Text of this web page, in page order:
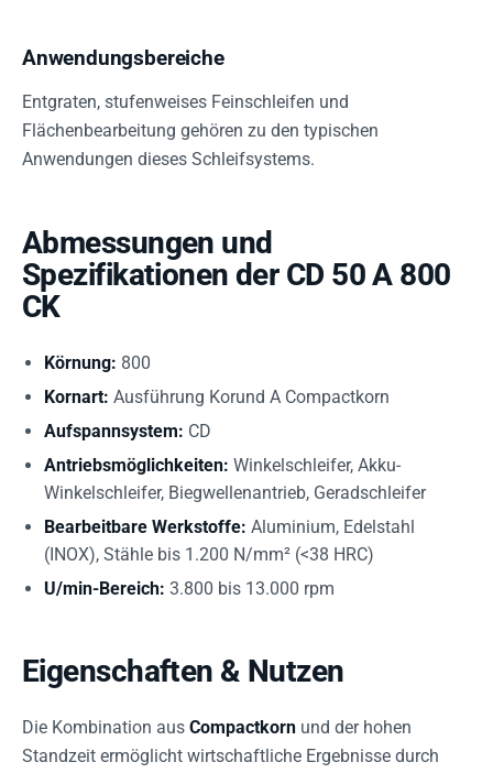
Anwendungsbereiche
Entgraten, stufenweises Feinschleifen und
Flächenbearbeitung gehören zu den typischen
Anwendungen dieses Schleifsystems.
Abmessungen und
Spezifikationen der CD 50 A 800
CK
Körnung: 800
Kornart: Ausführung Korund A Compactkorn
Aufspannsystem: CD
Antriebsmöglichkeiten: Winkelschleifer, Akku-
Winkelschleifer, Biegwellenantrieb, Geradschleifer
Bearbeitbare Werkstoffe: Aluminium, Edelstahl
(INOX), Stähle bis 1.200 N/mm² (<38 HRC)
U/min-Bereich: 3.800 bis 13.000 rpm
Eigenschaften & Nutzen
Die Kombination aus Compactkorn und der hohen
Standzeit ermöglicht wirtschaftliche Ergebnisse durch